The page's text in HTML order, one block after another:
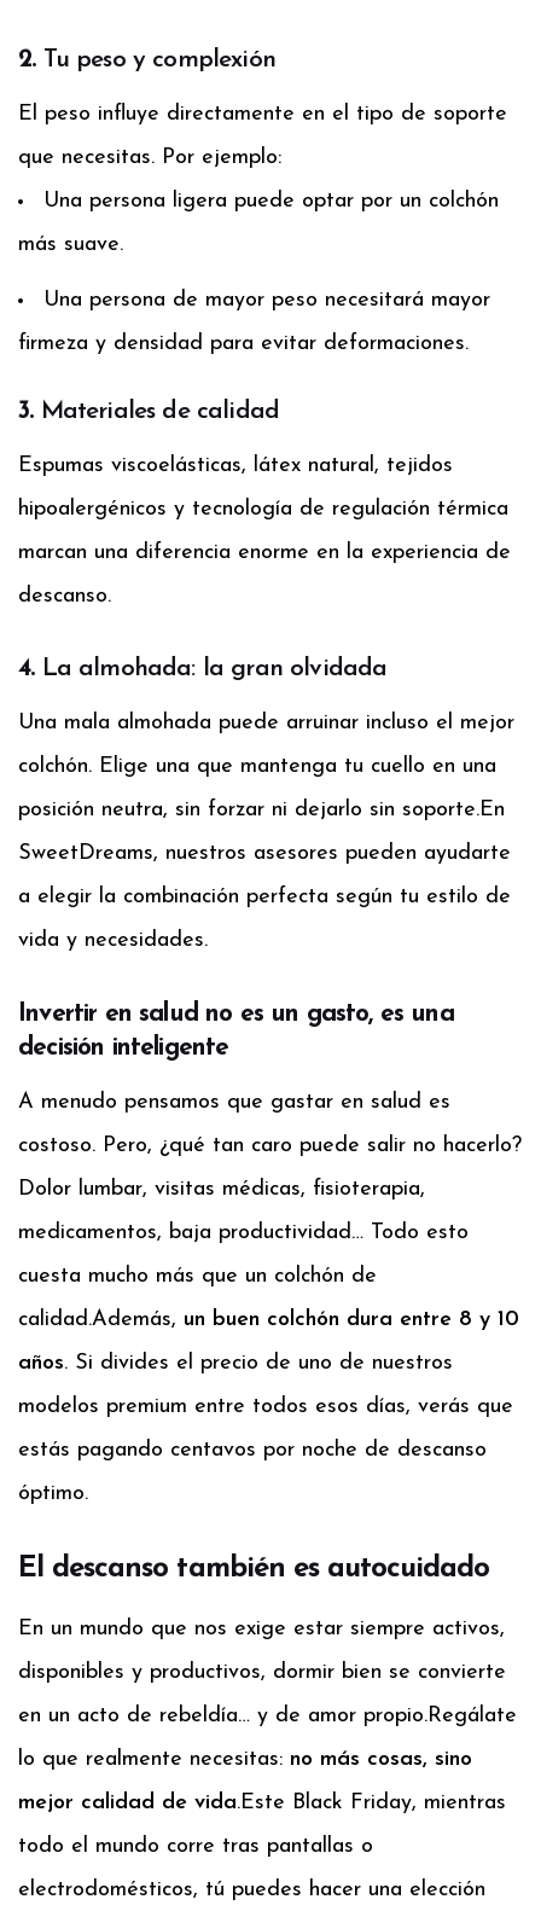
2. Tu peso y complexión
El peso influye directamente en el tipo de soporte
que necesitas. Por ejemplo:
Una persona ligera puede optar por un colchón
más suave.
Una persona de mayor peso necesitará mayor
firmeza y densidad para evitar deformaciones.
3. Materiales de calidad
Espumas viscoelásticas, látex natural, tejidos
hipoalergénicos y tecnología de regulación térmica
marcan una diferencia enorme en la experiencia de
descanso.
4. La almohada: la gran olvidada
Una mala almohada puede arruinar incluso el mejor
colchón. Elige una que mantenga tu cuello en una
posición neutra, sin forzar ni dejarlo sin soporte.En
SweetDreams, nuestros asesores pueden ayudarte
a elegir la combinación perfecta según tu estilo de
vida y necesidades.
Invertir en salud no es un gasto, es una
decisión inteligente
A menudo pensamos que gastar en salud es
costoso. Pero, ¿qué tan caro puede salir no hacerlo?
Dolor lumbar, visitas médicas, fisioterapia,
medicamentos, baja productividad… Todo esto
cuesta mucho más que un colchón de
calidad.Además, un buen colchón dura entre 8 y 10
años. Si divides el precio de uno de nuestros
modelos premium entre todos esos días, verás que
estás pagando centavos por noche de descanso
óptimo.
El descanso también es autocuidado
En un mundo que nos exige estar siempre activos,
disponibles y productivos, dormir bien se convierte
en un acto de rebeldía… y de amor propio.Regálate
lo que realmente necesitas: no más cosas, sino
mejor calidad de vida.Este Black Friday, mientras
todo el mundo corre tras pantallas o
electrodomésticos, tú puedes hacer una elección